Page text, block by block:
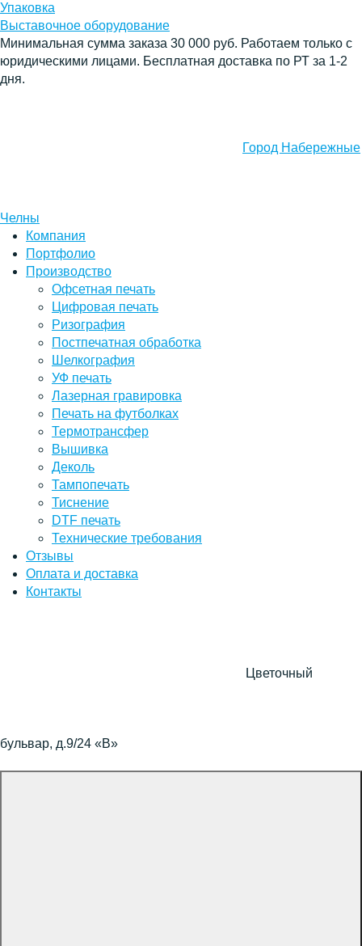
Упаковка
Выставочное оборудование
Минимальная сумма заказа 30 000 руб. Работаем только с
юридическими лицами. Бесплатная доставка по РТ за 1-2
дня.
Город Набережные
Челны
Компания
Портфолио
Производство
Офсетная печать
Цифровая печать
Ризография
Постпечатная обработка
Шелкография
УФ печать
Лазерная гравировка
Печать на футболках
Термотрансфер
Вышивка
Деколь
Тампопечать
Тиснение
DTF печать
Технические требования
Отзывы
Оплата и доставка
Контакты
Цветочный
бульвар, д.9/24 «В»